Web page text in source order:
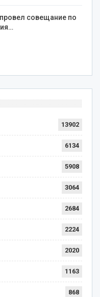
совещание по
13902
6134
5908
3064
2684
2224
2020
1163
868